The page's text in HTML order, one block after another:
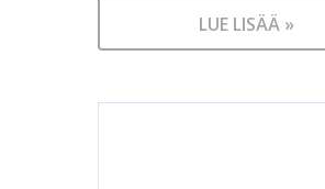
LUE LISÄÄ »